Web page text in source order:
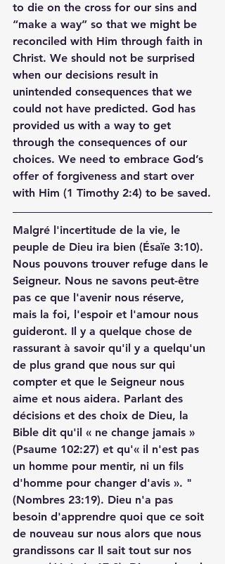
to die on the cross for our sins and
“make a way” so that we might be
reconciled with Him through faith in
Christ. We should not be surprised
when our decisions result in
unintended consequences that we
could not have predicted. God has
provided us with a way to get
through the consequences of our
choices. We need to embrace God’s
offer of forgiveness and start over
with Him (1 Timothy 2:4) to be saved.
Malgré l'incertitude de la vie, le
peuple de Dieu ira bien (Ésaïe 3:10).
Nous pouvons trouver refuge dans le
Seigneur. Nous ne savons peut-être
pas ce que l'avenir nous réserve,
mais la foi, l'espoir et l'amour nous
guideront. Il y a quelque chose de
rassurant à savoir qu'il y a quelqu'un
de plus grand que nous sur qui
compter et que le Seigneur nous
aime et nous aidera. Parlant des
décisions et des choix de Dieu, la
Bible dit qu'il « ne change jamais »
(Psaume 102:27) et qu'« il n'est pas
un homme pour mentir, ni un fils
d'homme pour changer d'avis ». "
(Nombres 23:19). Dieu n'a pas
besoin d'apprendre quoi que ce soit
de nouveau sur nous alors que nous
grandissons car Il sait tout sur nos